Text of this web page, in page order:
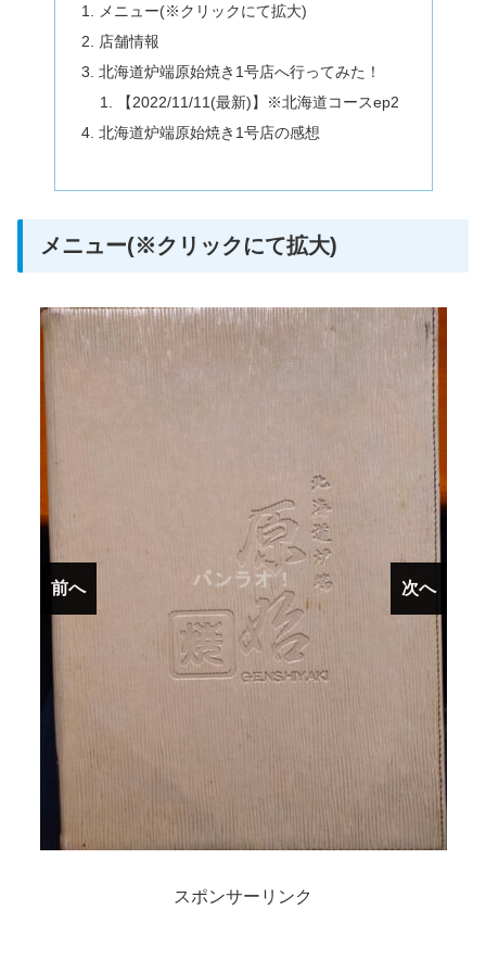
メニュー(※クリックにて拡大)
店舗情報
北海道炉端原始焼き1号店へ行ってみた！
【2022/11/11(最新)】※北海道コースep2
北海道炉端原始焼き1号店の感想
メニュー(※クリックにて拡大)
前へ 次へ
前へ 次へ
スポンサーリンク